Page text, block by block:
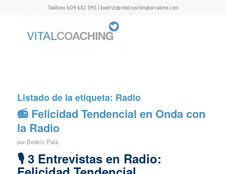
Teléfono 609 682 045 | beatriz@vitalcoachingbarcelona.com
Listado de la etiqueta: Radio
📻 Felicidad Tendencial en Onda con
la Radio
por Beatriz Palá
🎙 3 Entrevistas en Radio: